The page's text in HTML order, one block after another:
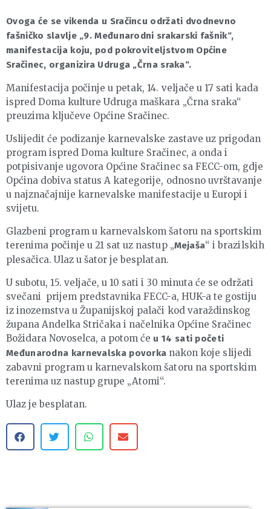
Ovoga će se vikenda u Sračincu održati dvodnevno
fašničko slavlje „9. Međunarodni srakarski fašnik“,
manifestacija koju, pod pokroviteljstvom Općine
Sračinec, organizira Udruga „Črna sraka“.
Manifestacija počinje u petak, 14. veljače u 17 sati kada
ispred Doma kulture Udruga maškara „Črna sraka“
preuzima ključeve Općine Sračinec.
Uslijedit će podizanje karnevalske zastave uz prigodan
program ispred Doma kulture Sračinec, a onda i
potpisivanje ugovora Općine Sračinec sa FECC-om, gdje
Općina dobiva status A kategorije, odnosno uvrštavanje
u najznačajnije karnevalske manifestacije u Europi i
svijetu.
Glazbeni program u karnevalskom šatoru na sportskim
terenima počinje u 21 sat uz nastup „Mejaša“ i brazilskih
plesačica. Ulaz u šator je besplatan.
U subotu, 15. veljače, u 10 sati i 30 minuta će se održati
svečani prijem predstavnika FECC-a, HUK-a te gostiju
iz inozemstva u Županijskoj palači kod varaždinskog
župana Andelka Stričaka i načelnika Općine Sračinec
Božidara Novoselca, a potom će u 14 sati početi
Međunarodna karnevalska povorka nakon koje slijedi
zabavni program u karnevalskom šatoru na sportskim
terenima uz nastup grupe „Atomi“.
Ulaz je besplatan.